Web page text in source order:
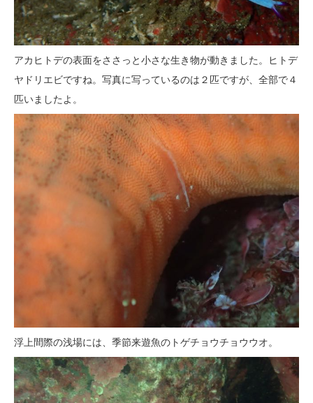
アカヒトデの表面をささっと小さな生き物が動きました。ヒトデ
ヤドリエビですね。写真に写っているのは２匹ですが、全部で４
匹いましたよ。
浮上間際の浅場には、季節来遊魚のトゲチョウチョウウオ。